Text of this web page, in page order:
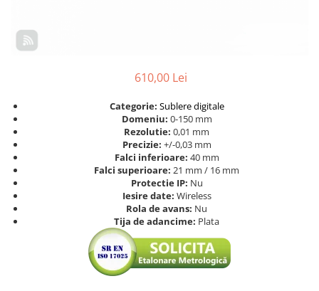
Pasametre
Accesorii pentru ceasuri
comparatoare
610,00 Lei
Categorie: Sublere digitale
Domeniu: 0-150 mm
Rezolutie: 0,01 mm
Precizie: +/-0,03 mm
Falci inferioare: 40 mm
Falci superioare: 21 mm / 16 mm
Protectie IP: Nu
Iesire date: Wireless
Rola de avans: Nu
Tija de adancime: Plata